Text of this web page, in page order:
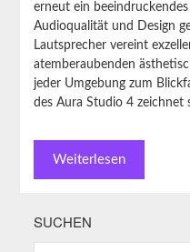
erneut ein
Audioqualität und Design
Lautsprecher vereint
atemberaubenden
jeder Umgebung zum
des Aura Studio 4 zeichnet
Weiterlesen
SUCHEN